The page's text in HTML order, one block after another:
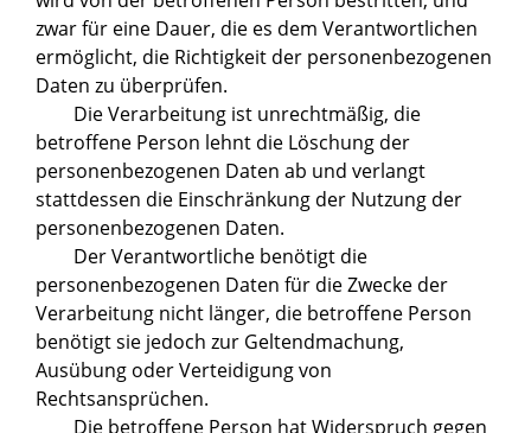
zwar für eine Dauer, die es dem Verantwortlichen
ermöglicht, die Richtigkeit der personenbezogenen
Daten zu überprüfen.
Die Verarbeitung ist unrechtmäßig, die
betroffene Person lehnt die Löschung der
personenbezogenen Daten ab und verlangt
stattdessen die Einschränkung der Nutzung der
personenbezogenen Daten.
Der Verantwortliche benötigt die
personenbezogenen Daten für die Zwecke der
Verarbeitung nicht länger, die betroffene Person
benötigt sie jedoch zur Geltendmachung,
Ausübung oder Verteidigung von
Rechtsansprüchen.
Die betroffene Person hat Widerspruch gegen